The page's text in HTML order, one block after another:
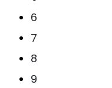
6
7
8
9